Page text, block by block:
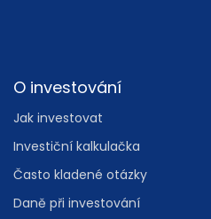
O investování
Jak investovat
Investiční kalkulačka
Často kladené otázky
Daně při investování